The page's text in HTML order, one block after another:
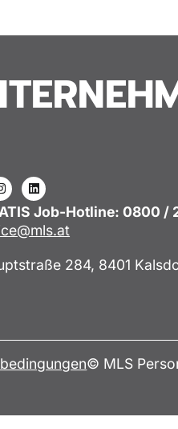
Job-Hotline: 0800 /
284, 8401
© MLS